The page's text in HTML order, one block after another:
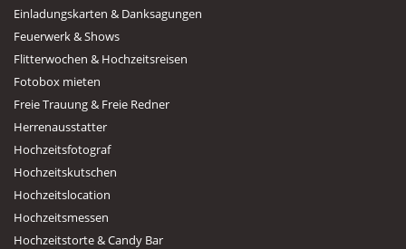
Einladungskarten & Danksagungen
Feuerwerk & Shows
Flitterwochen & Hochzeitsreisen
Fotobox mieten
Freie Trauung & Freie Redner
Herrenausstatter
Hochzeitsfotograf
Hochzeitskutschen
Hochzeitslocation
Hochzeitsmessen
Hochzeitstorte & Candy Bar